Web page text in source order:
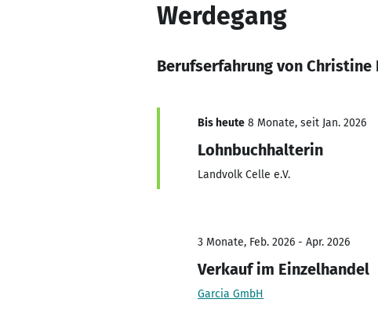
Werdegang
Berufserfahrung von Christine
Bis heute 8 Monate, seit Jan. 2026
Lohnbuchhalterin
Landvolk Celle e.V.
3 Monate, Feb. 2026 - Apr. 2026
Verkauf im Einzelhandel
Garcia GmbH